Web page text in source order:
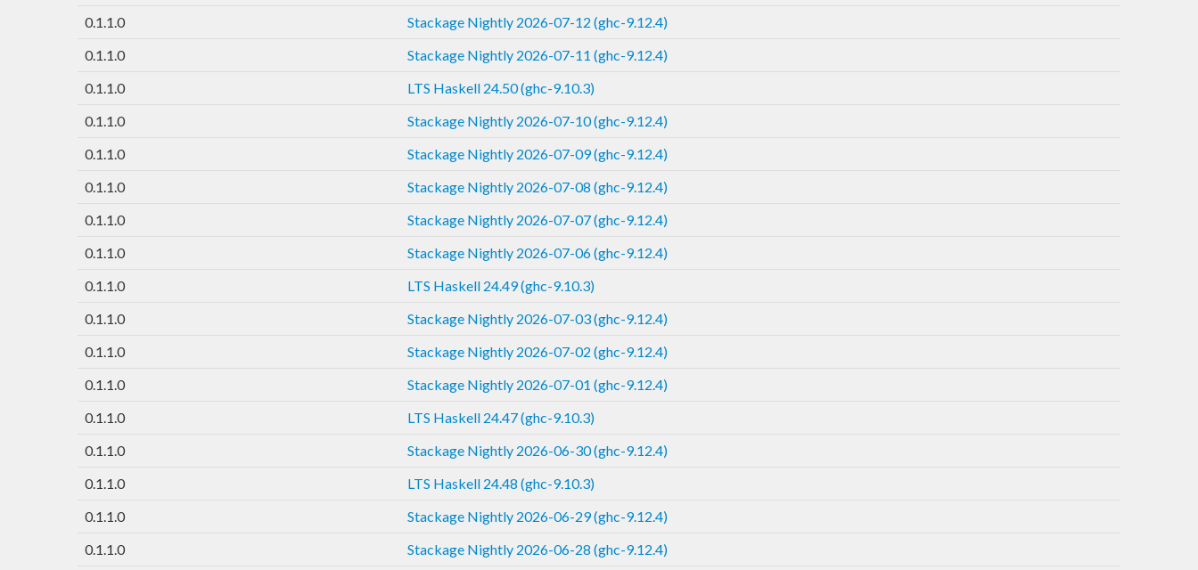
0.1.1.0
Stackage Nightly 2026-07-12 (ghc-9.12.4)
0.1.1.0
Stackage Nightly 2026-07-11 (ghc-9.12.4)
0.1.1.0
LTS Haskell 24.50 (ghc-9.10.3)
0.1.1.0
Stackage Nightly 2026-07-10 (ghc-9.12.4)
0.1.1.0
Stackage Nightly 2026-07-09 (ghc-9.12.4)
0.1.1.0
Stackage Nightly 2026-07-08 (ghc-9.12.4)
0.1.1.0
Stackage Nightly 2026-07-07 (ghc-9.12.4)
0.1.1.0
Stackage Nightly 2026-07-06 (ghc-9.12.4)
0.1.1.0
LTS Haskell 24.49 (ghc-9.10.3)
0.1.1.0
Stackage Nightly 2026-07-03 (ghc-9.12.4)
0.1.1.0
Stackage Nightly 2026-07-02 (ghc-9.12.4)
0.1.1.0
Stackage Nightly 2026-07-01 (ghc-9.12.4)
0.1.1.0
LTS Haskell 24.47 (ghc-9.10.3)
0.1.1.0
Stackage Nightly 2026-06-30 (ghc-9.12.4)
0.1.1.0
LTS Haskell 24.48 (ghc-9.10.3)
0.1.1.0
Stackage Nightly 2026-06-29 (ghc-9.12.4)
0.1.1.0
Stackage Nightly 2026-06-28 (ghc-9.12.4)